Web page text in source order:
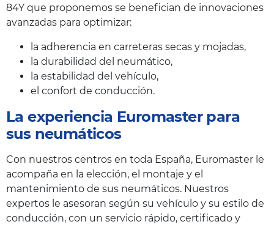
84Y que proponemos se benefician de innovaciones
avanzadas para optimizar:
la adherencia en carreteras secas y mojadas,
la durabilidad del neumático,
la estabilidad del vehículo,
el confort de conducción.
La experiencia Euromaster para
sus neumáticos
Con nuestros centros en toda España, Euromaster le
acompaña en la elección, el montaje y el
mantenimiento de sus neumáticos. Nuestros
expertos le asesoran según su vehículo y su estilo de
conducción, con un servicio rápido, certificado y